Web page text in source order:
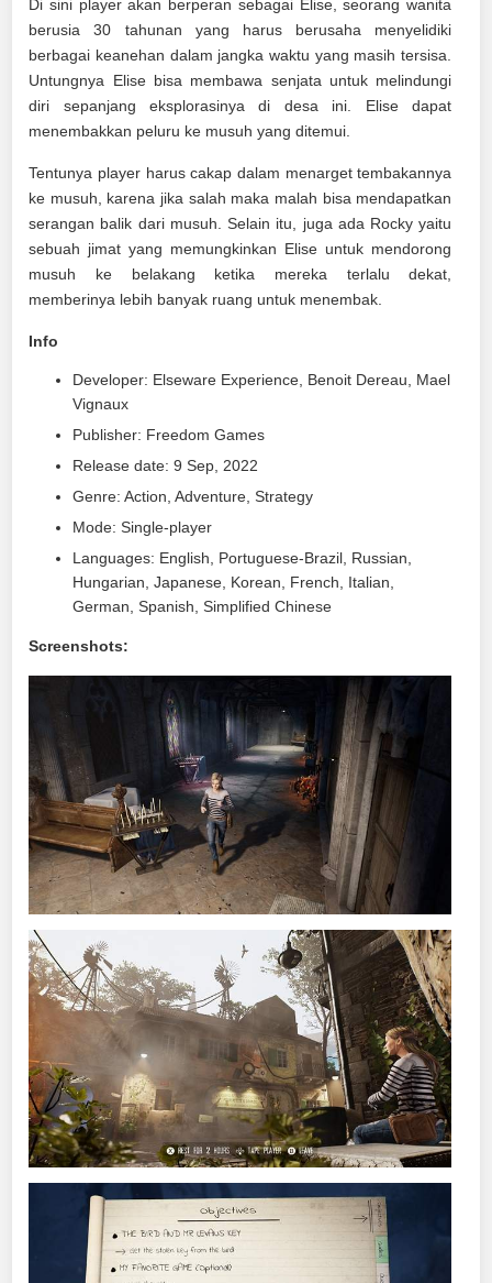
Di sini player akan berperan sebagai Elise, seorang wanita
berusia 30 tahunan yang harus berusaha menyelidiki
berbagai keanehan dalam jangka waktu yang masih tersisa.
Untungnya Elise bisa membawa senjata untuk melindungi
diri sepanjang eksplorasinya di desa ini. Elise dapat
menembakkan peluru ke musuh yang ditemui.
Tentunya player harus cakap dalam menarget tembakannya
ke musuh, karena jika salah maka malah bisa mendapatkan
serangan balik dari musuh. Selain itu, juga ada Rocky yaitu
sebuah jimat yang memungkinkan Elise untuk mendorong
musuh ke belakang ketika mereka terlalu dekat,
memberinya lebih banyak ruang untuk menembak.
Info
Developer: Elseware Experience, Benoit Dereau, Mael
Vignaux
Publisher: Freedom Games
Release date: 9 Sep, 2022
Genre: Action, Adventure, Strategy
Mode: Single-player
Languages: English, Portuguese-Brazil, Russian,
Hungarian, Japanese, Korean, French, Italian,
German, Spanish, Simplified Chinese
Screenshots: